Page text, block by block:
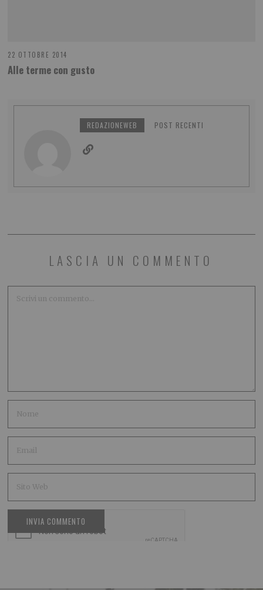
22 OTTOBRE 2014
Alle terme con gusto
REDAZIONEWEB POST RECENTI
LASCIA UN COMMENTO